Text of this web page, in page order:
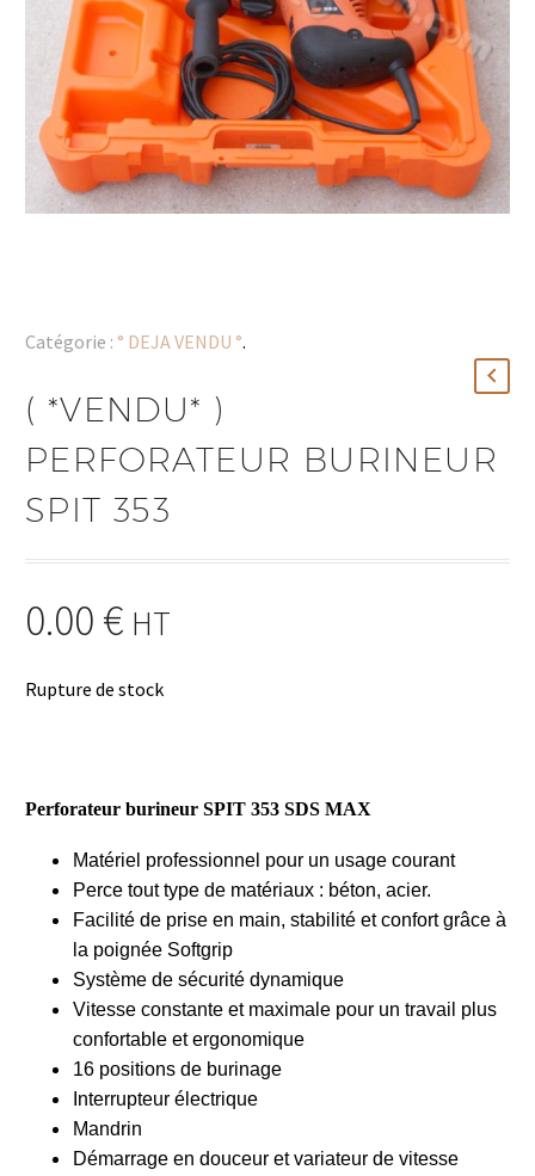
Catégorie : ° DEJA VENDU °.
( *VENDU* )
PERFORATEUR BURINEUR
SPIT 353
0.00 € HT
Rupture de stock
Perforateur burineur SPIT 353 SDS MAX
Matériel professionnel pour un usage courant
Perce tout type de matériaux : béton, acier.
Facilité de prise en main, stabilité et confort grâce à
la poignée Softgrip
Système de sécurité dynamique
Vitesse constante et maximale pour un travail plus
confortable et ergonomique
16 positions de burinage
Interrupteur électrique
Mandrin
Démarrage en douceur et variateur de vitesse